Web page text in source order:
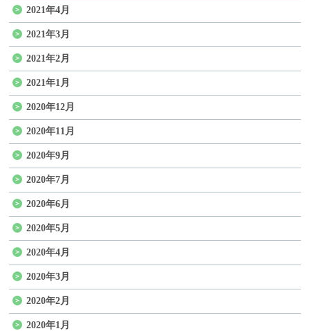
2021年4月
2021年3月
2021年2月
2021年1月
2020年12月
2020年11月
2020年9月
2020年7月
2020年6月
2020年5月
2020年4月
2020年3月
2020年2月
2020年1月